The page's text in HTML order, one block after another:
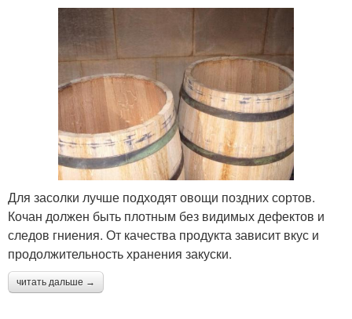
Для засолки лучше подходят овощи поздних сортов.
Кочан должен быть плотным без видимых дефектов и
следов гниения. От качества продукта зависит вкус и
продолжительность хранения закуски.
читать дальше →